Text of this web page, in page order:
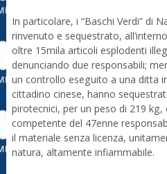
In particolare, i “Baschi Verdi” di
rinvenuto e sequestrato,
oltre 15mila articoli esplodenti
denunciando due responsabili;
un controllo eseguito a una ditta
cittadino cinese, hanno
pirotecnici, per un peso di 219 kg,
competente del 47enne
il materiale senza licenza,
natura, altamente infiammabile.